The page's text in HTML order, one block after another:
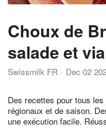
Choux de
salade et
Swissmilk FR Dec 02
Des recettes pour tous
régionaux et de saison.
une exécution facile.